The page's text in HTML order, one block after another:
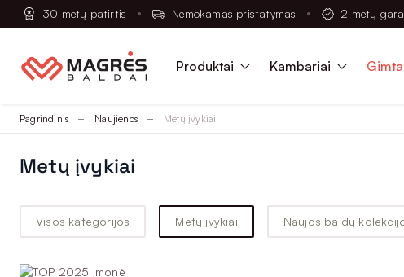
30 metų patirtis Nemokamas pristatymas 2 metų
Produktai Kambariai
Pagrindinis Naujienos Metų įvykiai
Metų įvykiai
Visos kategorijos Metų įvykiai Naujos baldų